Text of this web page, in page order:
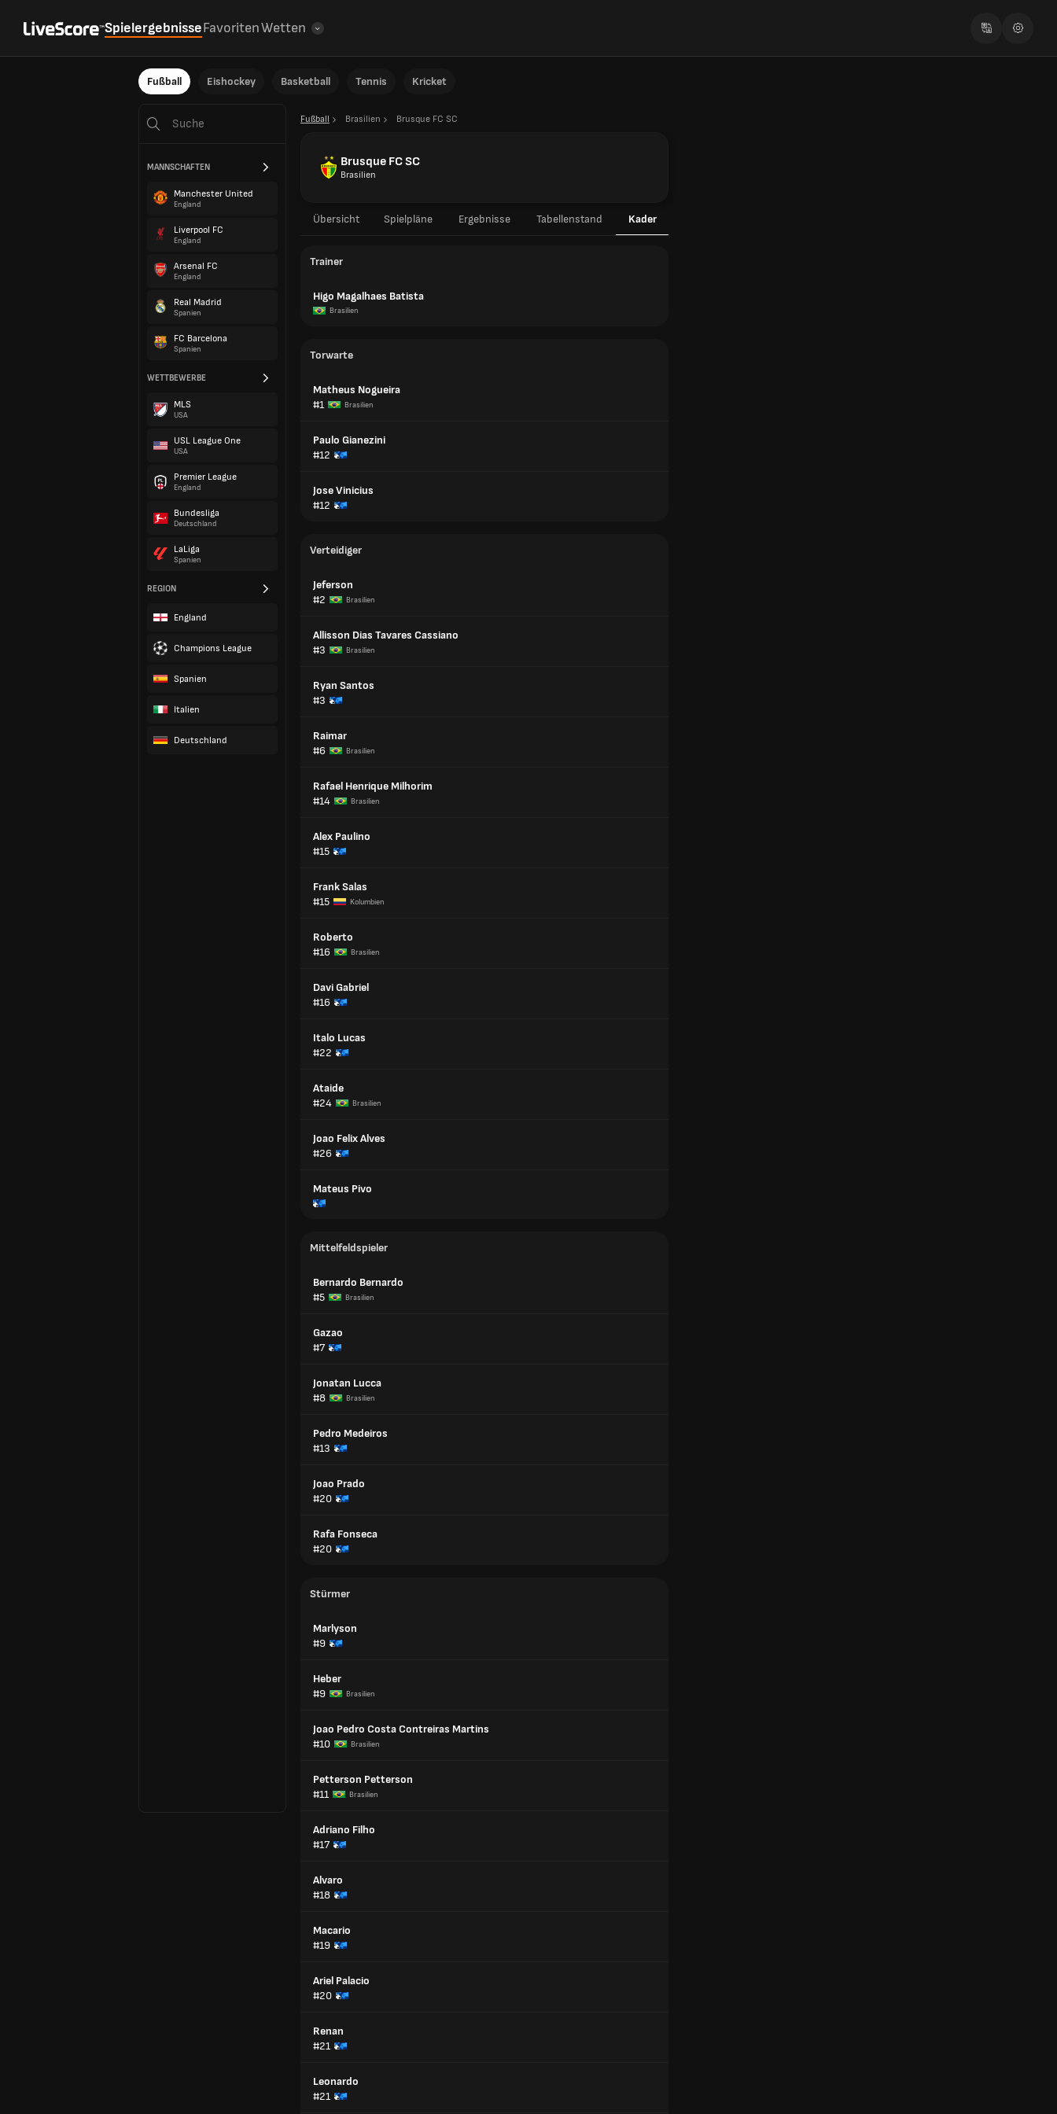
SpielergebnisseFavoritenWetten
Fußball Eishockey Basketball Tennis Kricket
MANNSCHAFTEN
Manchester United
England
Liverpool FC
England
Arsenal FC
England
Real Madrid
Spanien
FC Barcelona
Spanien
WETTBEWERBE
MLS
USA
USL League One
USA
Premier League
England
Bundesliga
Deutschland
LaLiga
Spanien
REGION
England
Champions League
Spanien
Italien
Deutschland
Fußball Brasilien Brusque FC SC
Brusque FC SC
Brasilien
Übersicht Spielpläne Ergebnisse Tabellenstand Kader
Trainer
Higo Magalhaes Batista
Brasilien
Torwarte
Matheus Nogueira
#1
Brasilien
Paulo Gianezini
#12
Jose Vinicius
#12
Verteidiger
Jeferson
#2
Brasilien
Allisson Dias Tavares Cassiano
#3
Brasilien
Ryan Santos
#3
Raimar
#6
Brasilien
Rafael Henrique Milhorim
#14
Brasilien
Alex Paulino
#15
Frank Salas
#15
Kolumbien
Roberto
#16
Brasilien
Davi Gabriel
#16
Italo Lucas
#22
Ataide
#24
Brasilien
Joao Felix Alves
#26
Mateus Pivo
Mittelfeldspieler
Bernardo Bernardo
#5
Brasilien
Gazao
#7
Jonatan Lucca
#8
Brasilien
Pedro Medeiros
#13
Joao Prado
#20
Rafa Fonseca
#20
Stürmer
Marlyson
#9
Heber
#9
Brasilien
Joao Pedro Costa Contreiras Martins
#10
Brasilien
Petterson Petterson
#11
Brasilien
Adriano Filho
#17
Alvaro
#18
Macario
#19
Ariel Palacio
#20
Renan
#21
Leonardo
#21